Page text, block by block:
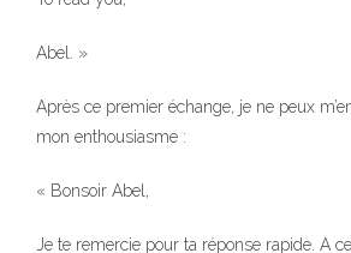
Abel. »
Après ce premier échange, je ne peux
mon enthousiasme :
« Bonsoir Abel,
Je te remercie pour ta réponse rapide. A